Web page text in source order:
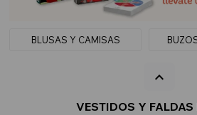
BLUSAS Y CAMISAS
VESTIDOS Y FALDAS